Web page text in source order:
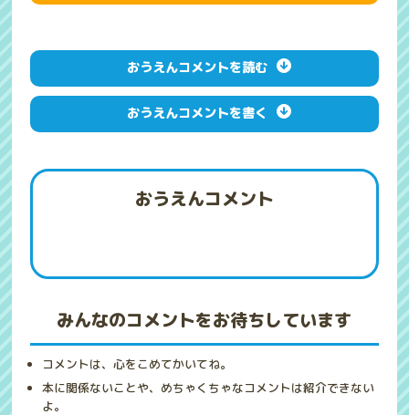
おうえんコメントを読む
おうえんコメントを書く
おうえんコメント
みんなのコメントをお待ちしています
コメントは、心をこめてかいてね。
本に関係ないことや、めちゃくちゃなコメントは紹介できない
よ。